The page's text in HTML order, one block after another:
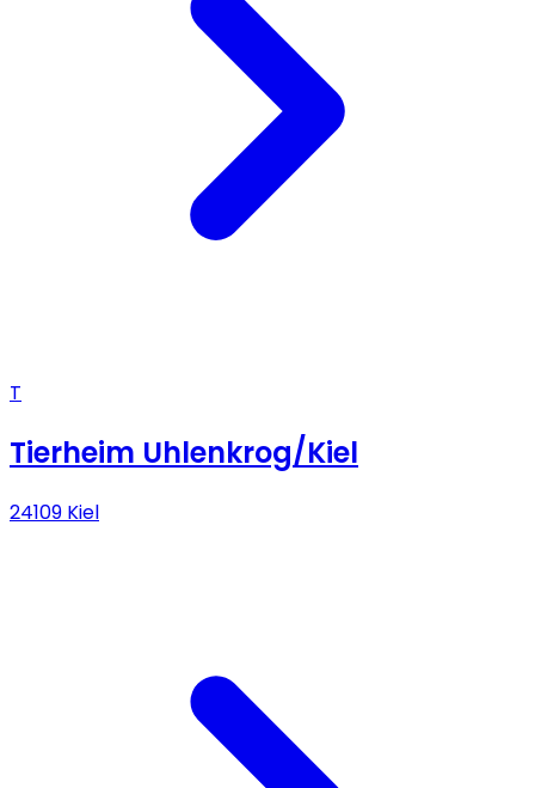
T
Tierheim Uhlenkrog/Kiel
24109 Kiel